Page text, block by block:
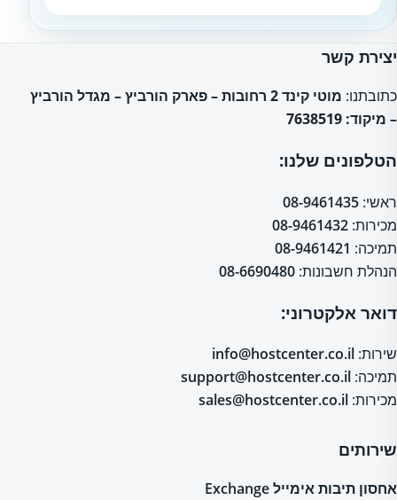
יצירת קשר
כתובתנו:
מוטי קינד 2 רחובות – פארק הורביץ – מגדל הורביץ
– מיקוד: 7638519
הטלפונים שלנו:
ראשי: 08-9461435
מכירות: 08-9461432
תמיכה: 08-9461421
הנהלת חשבונות: 08-6690480
דואר אלקטרוני:
שירות: info@hostcenter.co.il
תמיכה: support@hostcenter.co.il
מכירות: sales@hostcenter.co.il
שירותים
אחסון תיבות אימייל Exchange